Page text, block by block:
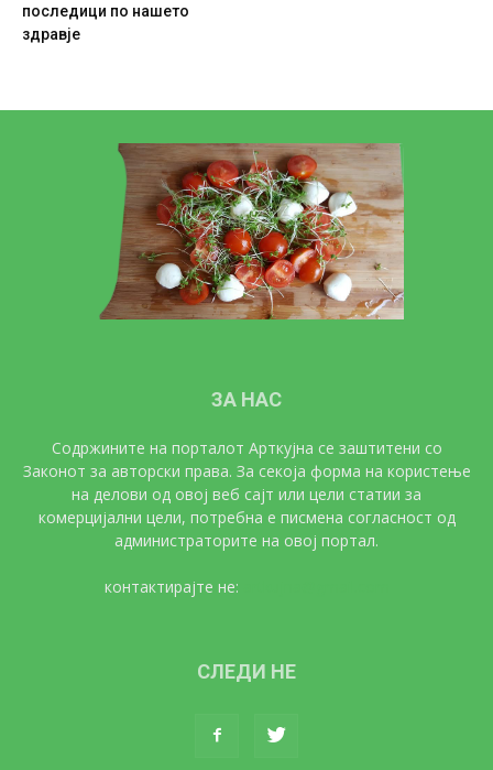
последици по нашето
здравје
ЗА НАС
Содржините на порталот Арткујна се заштитени со
Законот за авторски права. За секоја форма на користење
на делови од овој веб сајт или цели статии за
комерцијални цели, потребна е писмена согласност од
администраторите на овој портал.
контактирајте не:
СЛЕДИ НЕ